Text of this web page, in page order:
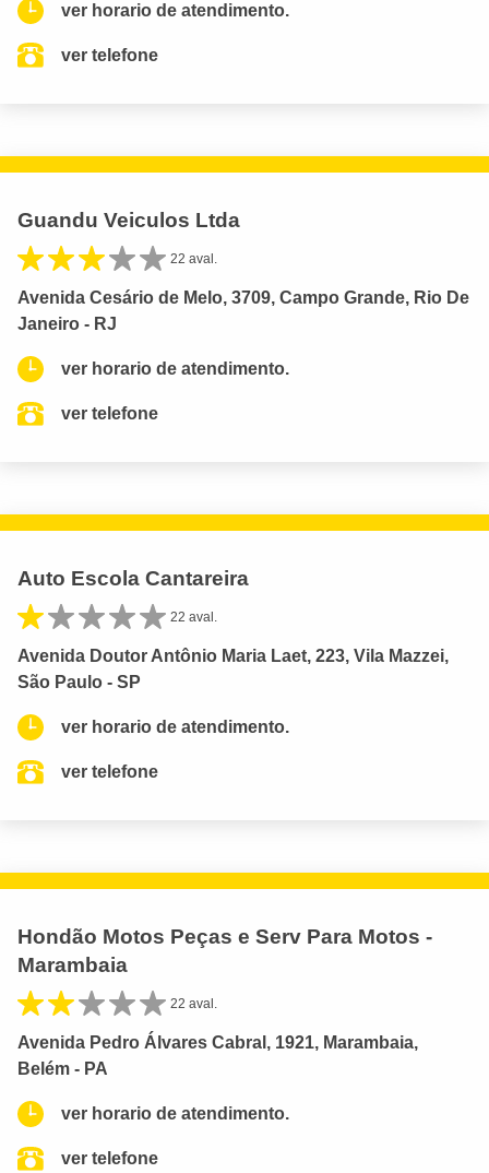
ver horario de atendimento.
ver telefone
Guandu Veiculos Ltda
22 aval.
Avenida Cesário de Melo, 3709, Campo Grande, Rio De
Janeiro - RJ
ver horario de atendimento.
ver telefone
Auto Escola Cantareira
22 aval.
Avenida Doutor Antônio Maria Laet, 223, Vila Mazzei,
São Paulo - SP
ver horario de atendimento.
ver telefone
Hondão Motos Peças e Serv Para Motos -
Marambaia
22 aval.
Avenida Pedro Álvares Cabral, 1921, Marambaia,
Belém - PA
ver horario de atendimento.
ver telefone